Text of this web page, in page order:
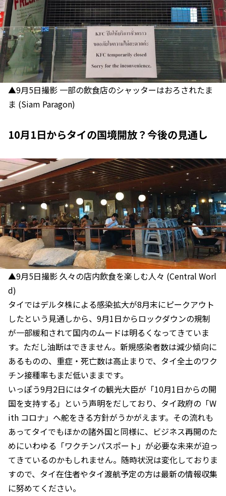
▲9月5日撮影 一部の飲食店のシャッターはおろされたま
ま (Siam Paragon)
10月1日からタイの国境開放？今後の見通し
▲9月5日撮影 久々の店内飲食を楽しむ人々 (Central Worl
d)
タイではデルタ株による感染拡大が8月末にピークアウト
したという見通しから、9月1日からロックダウンの規制
が一部緩和されて国内のムードは明るくなってきていま
す。ただし油断はできません。新規感染者数は減少傾向に
あるものの、重症・死亡数は高止まりで、タイ全土のワク
チン接種率もまだ低いままです。
いっぽう9月2日にはタイの観光大臣が「10月1日からの開
国を支持する」という声明をだしており、タイ政府の「W
ith コロナ」へ舵をきる方針がうかがえます。その流れも
あってタイでもほかの諸外国と同様に、ビジネス再開のた
めにいわゆる「ワクチンパスポート」が必要な未来が迫っ
てきているのかもしれません。随時状況は変化しておりま
すので、タイ在住者やタイ渡航予定の方は最新の情報収集
に努めてください。